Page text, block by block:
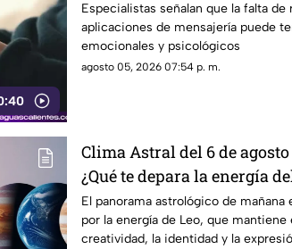
Especialistas señalan que la falta de
aplicaciones de mensajería puede
emocionales y psicológicos
agosto 05, 2026 07:54 p. m.
Clima Astral del 6 de agosto
¿Qué te depara la energía
El panorama astrológico de mañana
por la energía de Leo, que mantiene
creatividad, la identidad y la